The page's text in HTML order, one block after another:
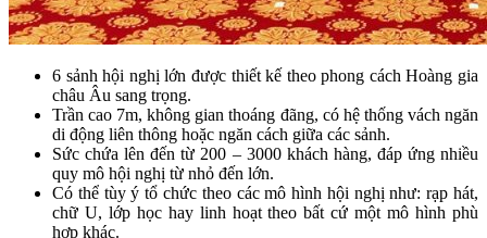
6 sảnh hội nghị lớn được thiết kế theo phong cách Hoàng gia
châu Âu sang trọng.
Trần cao 7m, không gian thoáng đãng, có hệ thống vách ngăn
di động liên thông hoặc ngăn cách giữa các sảnh.
Sức chứa lên đến từ 200 – 3000 khách hàng, đáp ứng nhiều
quy mô hội nghị từ nhỏ đến lớn.
Có thể tùy ý tổ chức theo các mô hình hội nghị như: rạp hát,
chữ U, lớp học hay linh hoạt theo bất cứ một mô hình phù
hợp khác.